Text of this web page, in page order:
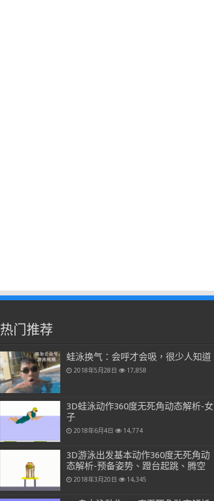
热门推荐
蛙泳换气：会呼才会吸，很少人知道
2018年5月28日 17,858
3D蛙泳动作360度无死角动态解析-女
子
2018年6月4日 14,774
3D游泳出发基本动作360度无死角动
态解析-预备姿势、蹬台起跳、腾空
2018年3月20日 14,345